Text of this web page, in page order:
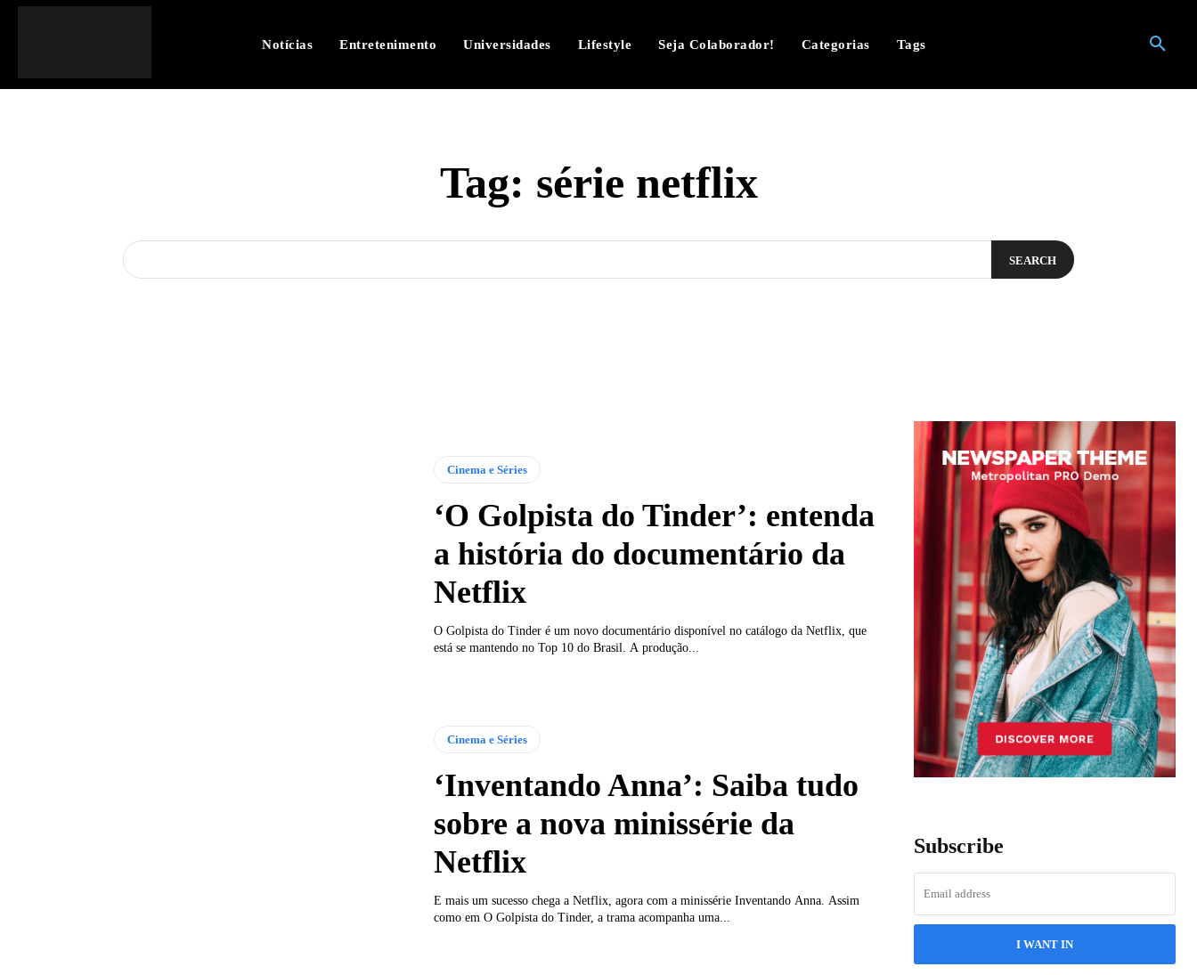
Notícias Entretenimento Universidades Lifestyle Seja Colaborador! Categorias Tags
Tag: série netflix
SEARCH
Cinema e Séries
‘O Golpista do Tinder’: entenda
a história do documentário da
Netflix
O Golpista do Tinder é um novo documentário disponível no catálogo da Netflix, que
está se mantendo no Top 10 do Brasil. A produção...
Cinema e Séries
‘Inventando Anna’: Saiba tudo
sobre a nova minissérie da
Netflix
E mais um sucesso chega a Netflix, agora com a minissérie Inventando Anna. Assim
como em O Golpista do Tinder, a trama acompanha uma...
Subscribe
I WANT IN